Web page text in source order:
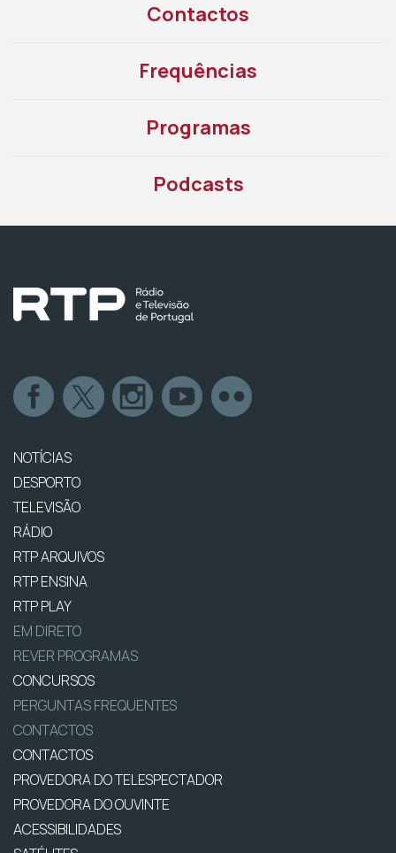
Contactos
Frequências
Programas
Podcasts
NOTÍCIAS
DESPORTO
TELEVISÃO
RÁDIO
RTP ARQUIVOS
RTP ENSINA
RTP PLAY
EM DIRETO
REVER PROGRAMAS
CONCURSOS
PERGUNTAS FREQUENTES
CONTACTOS
CONTACTOS
PROVEDORA DO TELESPECTADOR
PROVEDORA DO OUVINTE
ACESSIBILIDADES